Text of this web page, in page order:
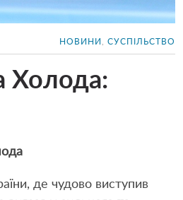
НОВИНИ СУСПІЛЬСТВО
Холода:
де чудово виступив